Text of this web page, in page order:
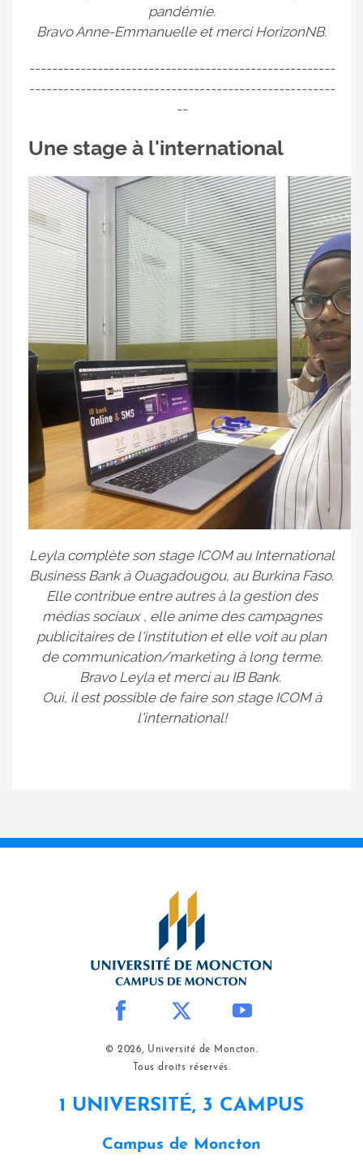
pandémie.
Bravo Anne-Emmanuelle et merci HorizonNB.
------------------------------------------------------
------------------------------------------------------
--
Une stage à l'international
Leyla complète son stage ICOM au International
Business Bank à Ouagadougou, au Burkina Faso.
Elle contribue entre autres à la gestion des
médias sociaux , elle anime des campagnes
publicitaires de l'institution et elle voit au plan
de communication/marketing à long terme.
Bravo Leyla et merci au IB Bank.
Oui, il est possible de faire son stage ICOM à
l'international!
© 2026, Université de Moncton.
Tous droits réservés.
1 UNIVERSITÉ, 3 CAMPUS
Campus de Moncton